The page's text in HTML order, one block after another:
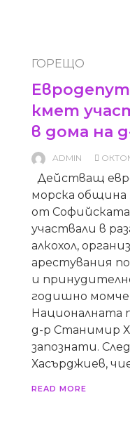
ГОРЕЩО
кмет
в дома на
ADMIN
Действащ
морска община
от Софийската
участвали в
алкохол,
арестувания
и
годишно момче
Националната
д-р Станимир
запознати.
Хасърджиев,
READ MORE